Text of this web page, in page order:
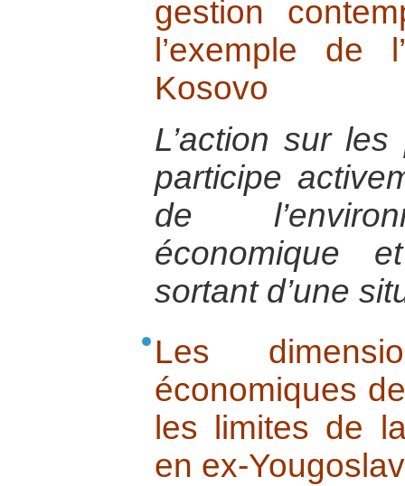
gestion
l’exemple de
Kosovo
L’action sur
participe
de
économique
sortant d’une
Les
économiques
les limites de
en ex-